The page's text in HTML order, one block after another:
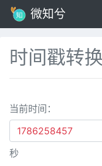
微知兮
时间戳转换
当前时间：
秒